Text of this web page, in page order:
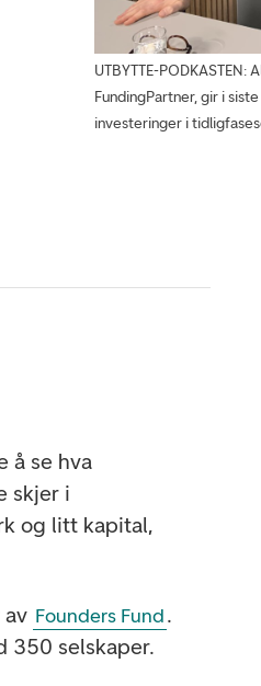
UTBYTTE-
FundingPartner, gir i
investeringer i
å se hva
skjer i
og litt kapital,
Founders Fund.
350 selskaper.